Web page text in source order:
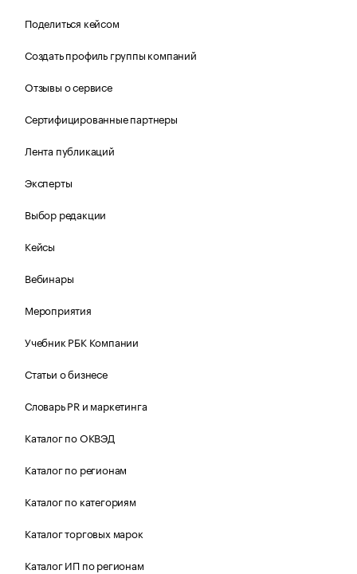
Поделиться кейсом
Создать профиль группы компаний
Отзывы о сервисе
Сертифицированные партнеры
Лента публикаций
Эксперты
Выбор редакции
Кейсы
Вебинары
Мероприятия
Учебник РБК Компании
Статьи о бизнесе
Словарь PR и маркетинга
Каталог по ОКВЭД
Каталог по регионам
Каталог по категориям
Каталог торговых марок
Каталог ИП по регионам